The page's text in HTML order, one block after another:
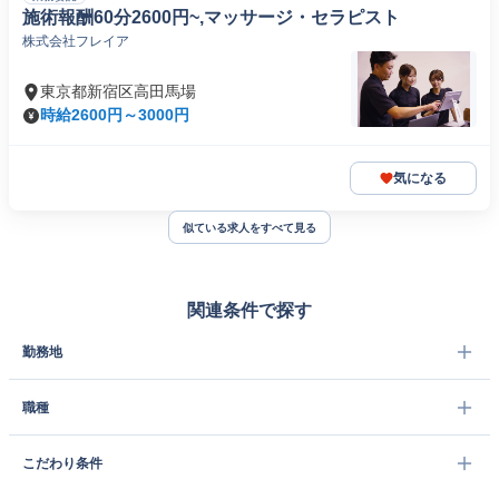
施術報酬60分2600円~,マッサージ・セラピスト
株式会社フレイア
東京都新宿区高田馬場
時給2600円～3000円
気になる
似ている求人をすべて見る
関連条件で探す
勤務地
職種
こだわり条件